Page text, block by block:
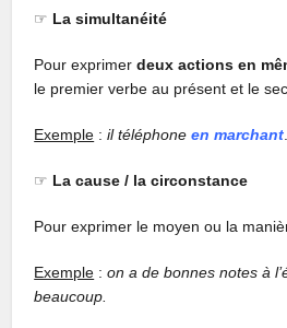
☞ La simultanéité
Pour exprimerdeux actions en
le premier verbe au présent et le
Exemple :il téléphoneen marchant
☞ La cause / la circonstance
Pour exprimer le moyen ou la
Exemple :on a de bonnes notes à
beaucoup.